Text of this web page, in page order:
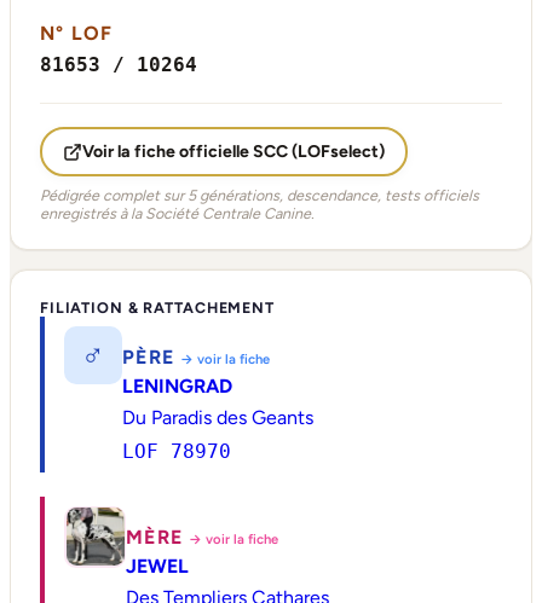
N° LOF
81653 / 10264
Voir la fiche officielle SCC (LOFselect)
Pédigrée complet sur 5 générations, descendance, tests officiels
enregistrés à la Société Centrale Canine.
FILIATION & RATTACHEMENT
♂ PÈRE → voir la fiche
LENINGRAD
Du Paradis des Geants
LOF 78970
MÈRE → voir la fiche
JEWEL
Des Templiers Cathares